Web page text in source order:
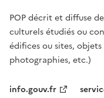
POP décrit et diffuse
culturels étudiés ou
édifices ou sites,
photographies, etc.)
info.gouv.fr